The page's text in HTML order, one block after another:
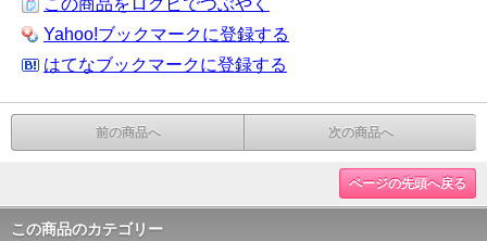
この商品をログピでつぶやく
Yahoo!ブックマークに登録する
はてなブックマークに登録する
前の商品へ 次の商品へ
ページの先頭へ戻る
この商品のカテゴリー